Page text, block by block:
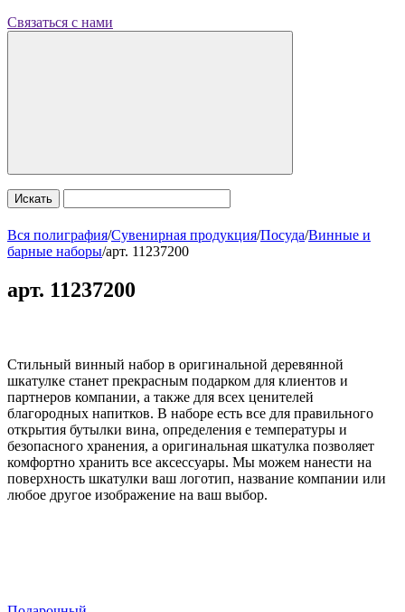
Связаться с нами
Искать
Вся полиграфия/Сувенирная продукция/Посуда/Винные и
барные наборы/арт. 11237200
арт. 11237200
Стильный винный набор в оригинальной деревянной
шкатулке станет прекрасным подарком для клиентов и
партнеров компании, а также для всех ценителей
благородных напитков. В наборе есть все для правильного
открытия бутылки вина, определения е температуры и
безопасного хранения, а оригинальная шкатулка позволяет
комфортно хранить все аксессуары. Мы можем нанести на
поверхность шкатулки ваш логотип, название компании или
любое другое изображение на ваш выбор.